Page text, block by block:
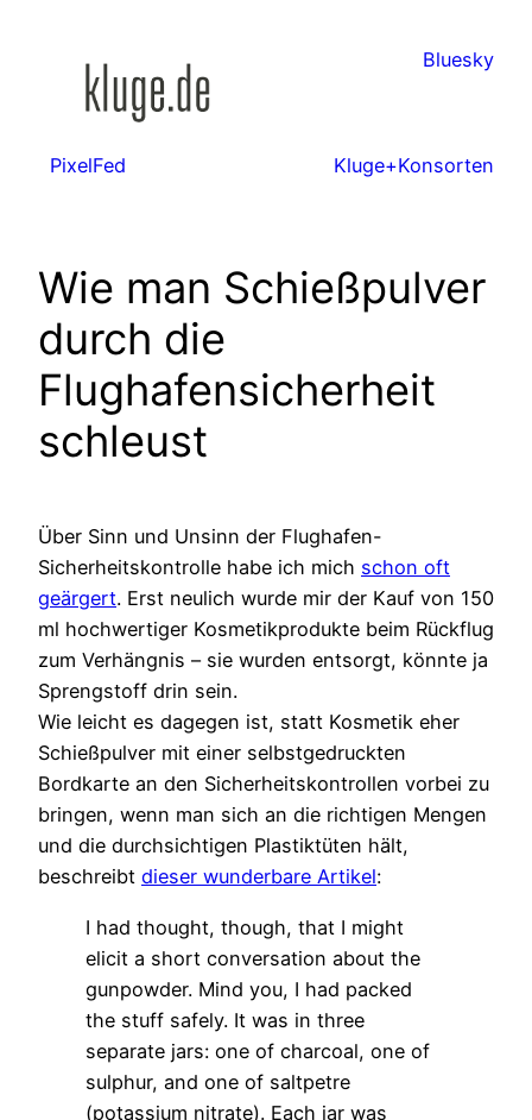
Bluesky
PixelFed Kluge+Konsorten
Wie man Schießpulver
durch die
Flughafensicherheit
schleust
Über Sinn und Unsinn der Flughafen-
Sicherheitskontrolle habe ich mich schon oft
geärgert. Erst neulich wurde mir der Kauf von 150
ml hochwertiger Kosmetikprodukte beim Rückflug
zum Verhängnis – sie wurden entsorgt, könnte ja
Sprengstoff drin sein.
Wie leicht es dagegen ist, statt Kosmetik eher
Schießpulver mit einer selbstgedruckten
Bordkarte an den Sicherheitskontrollen vorbei zu
bringen, wenn man sich an die richtigen Mengen
und die durchsichtigen Plastiktüten hält,
beschreibt dieser wunderbare Artikel:
I had thought, though, that I might
elicit a short conversation about the
gunpowder. Mind you, I had packed
the stuff safely. It was in three
separate jars: one of charcoal, one of
sulphur, and one of saltpetre
(potassium nitrate). Each jar was